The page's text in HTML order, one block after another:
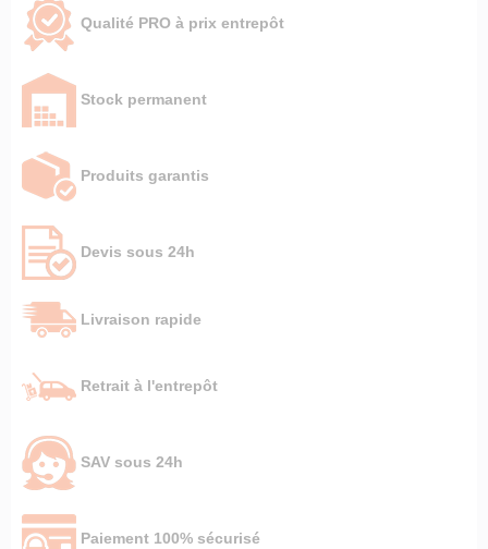
Qualité PRO à prix entrepôt
Stock permanent
Produits garantis
Devis sous 24h
Livraison rapide
Retrait à l'entrepôt
SAV sous 24h
Paiement 100% sécurisé